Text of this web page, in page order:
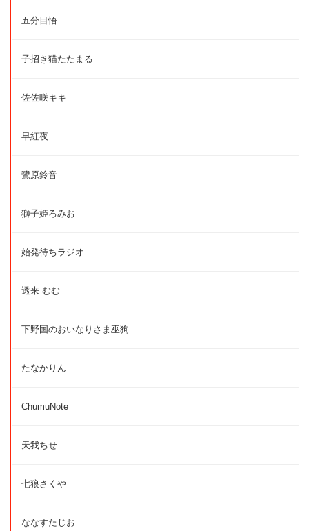
五分目悟
子招き猫たたまる
佐佐咲キキ
早紅夜
鷺原鈴音
獅子姫ろみお
始発待ちラジオ
透来 むむ
下野国のおいなりさま巫狗
たなかりん
ChumuNote
天我ちせ
七狼さくや
ななすたじお